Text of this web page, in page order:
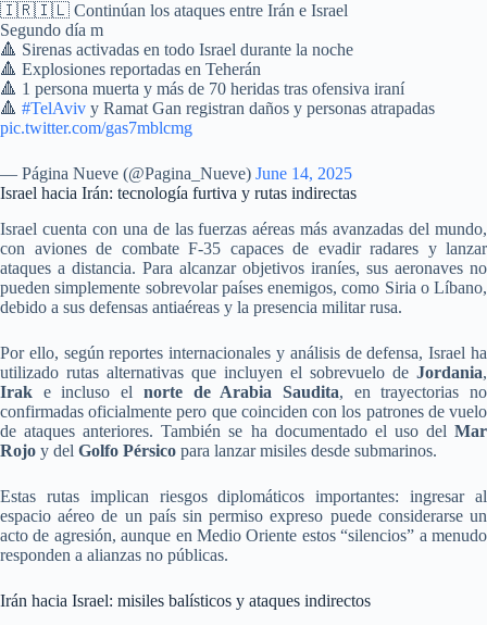
🇮🇷🇮🇱 Continúan los ataques entre Irán e Israel
Segundo día m
🔺 Sirenas activadas en todo Israel durante la noche
🔺 Explosiones reportadas en Teherán
🔺 1 persona muerta y más de 70 heridas tras ofensiva iraní
🔺 #TelAviv y Ramat Gan registran daños y personas atrapadas
pic.twitter.com/gas7mblcmg
— Página Nueve (@Pagina_Nueve) June 14, 2025
Israel hacia Irán: tecnología furtiva y rutas indirectas
Israel cuenta con una de las fuerzas aéreas más avanzadas del mundo,
con aviones de combate F-35 capaces de evadir radares y lanzar
ataques a distancia. Para alcanzar objetivos iraníes, sus aeronaves no
pueden simplemente sobrevolar países enemigos, como Siria o Líbano,
debido a sus defensas antiaéreas y la presencia militar rusa.
Por ello, según reportes internacionales y análisis de defensa, Israel ha
utilizado rutas alternativas que incluyen el sobrevuelo de Jordania,
Irak e incluso el norte de Arabia Saudita, en trayectorias no
confirmadas oficialmente pero que coinciden con los patrones de vuelo
de ataques anteriores. También se ha documentado el uso del Mar
Rojo y del Golfo Pérsico para lanzar misiles desde submarinos.
Estas rutas implican riesgos diplomáticos importantes: ingresar al
espacio aéreo de un país sin permiso expreso puede considerarse un
acto de agresión, aunque en Medio Oriente estos “silencios” a menudo
responden a alianzas no públicas.
Irán hacia Israel: misiles balísticos y ataques indirectos